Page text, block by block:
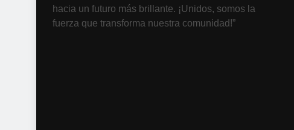
hacia un futuro más brillante. ¡Unidos, somos la
fuerza que transforma nuestra comunidad!”